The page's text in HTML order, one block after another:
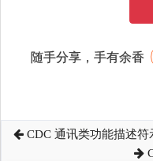
随手分享，手有余香
CDC 通讯类功能描述符